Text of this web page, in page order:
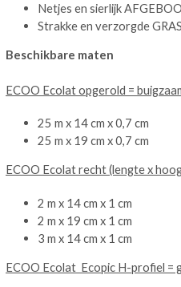
Netjes en sierlijk
Strakke en verzorgde
Beschikbare maten
ECOO Ecolat opgerold =
25 m x 14 cm x 0,7 cm
25 m x 19 cm x 0,7 cm
ECOO Ecolatrecht (lengte x
2 m x 14 cm x 1 cm
2 m x 19 cm x 1 cm
3 m x 14 cm x 1 cm
ECOO Ecolat Ecopic H-profiel =